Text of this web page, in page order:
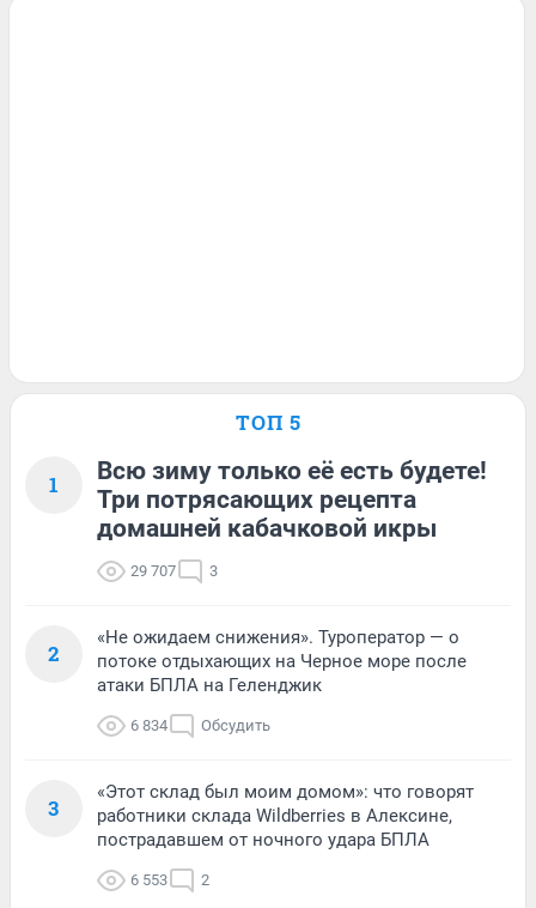
ТОП 5
1
Всю зиму только её есть будете!
Три потрясающих рецепта
домашней кабачковой икры
29 707 3
2
«Не ожидаем снижения». Туроператор — о
потоке отдыхающих на Черное море после
атаки БПЛА на Геленджик
6 834 Обсудить
3
«Этот склад был моим домом»: что говорят
работники склада Wildberries в Алексине,
пострадавшем от ночного удара БПЛА
6 553 2